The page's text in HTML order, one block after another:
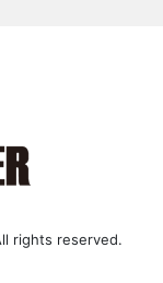
rights reserved.